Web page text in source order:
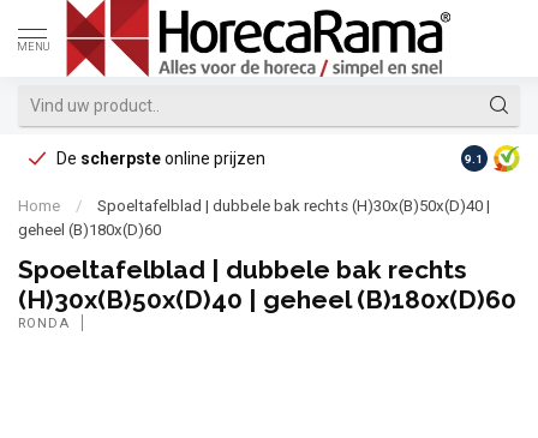
MENU
De scherpsteonline prijzen Op
9.1
Home /
Spoeltafelblad | dubbele bak rechts (H)30x(B)50x(D)40 |
geheel (B)180x(D)60
Spoeltafelblad | dubbele bak rechts
(H)30x(B)50x(D)40 | geheel (B)180x(D)60
RONDA